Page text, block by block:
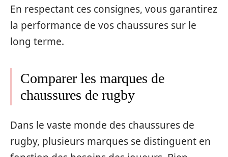
En respectant ces consignes, vous garantirez
la performance de vos chaussures sur le
long terme.
Comparer les marques de
chaussures de rugby
Dans le vaste monde des chaussures de
rugby, plusieurs marques se distinguent en